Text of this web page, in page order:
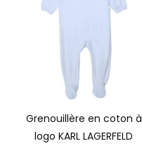
Grenouillère en coton à
logo KARL LAGERFELD